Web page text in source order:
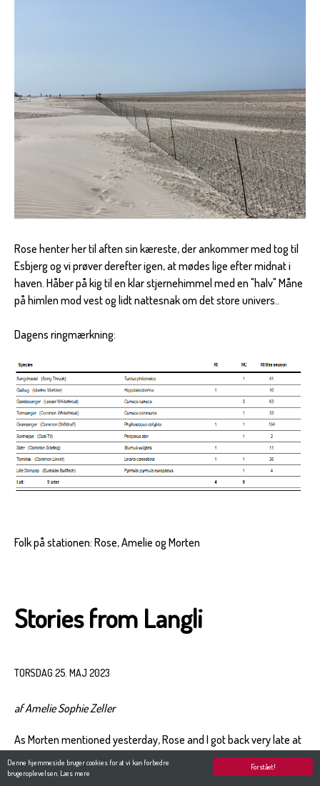
Forstået!
Denne hjemmeside bruger cookies for at vi kan forbedre
brugeroplevelsen. Læs mere
Rose henter her til aften sin kæreste, der ankommer med tog til
Esbjerg og vi prøver derefter igen, at mødes lige efter midnat i
haven. Håber på kig til en klar stjernehimmel med en "halv" Måne
på himlen mod vest og lidt nattesnak om det store univers..
Dagens ringmærkning:
Folk på stationen: Rose, Amelie og Morten
Stories from Langli
TORSDAG 25. MAJ 2023
af Amelie Sophie Zeller
As Morten mentioned yesterday, Rose and I got back very late at
night after our adventure on Langli. At 10 in the morning Bjarne
drove us to the island with the tractor. The weather was fine and